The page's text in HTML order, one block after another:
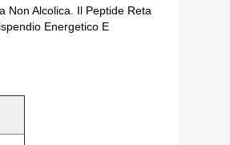
Non Alcolica. Il Peptide Reta
Energetico E